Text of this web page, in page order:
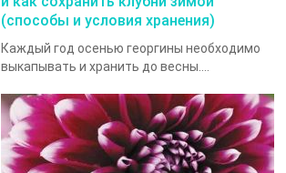
(способы и условия хранения)
Каждый год осенью георгины необходимо
выкапывать и хранить до весны....